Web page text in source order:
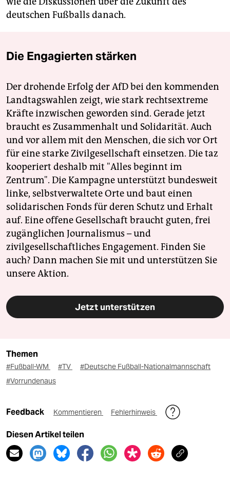
deutschen Fußballs danach.
Die Engagierten stärken
Der drohende Erfolg der AfD bei den kommenden
Landtagswahlen zeigt, wie stark rechtsextreme
Kräfte inzwischen geworden sind. Gerade jetzt
braucht es Zusammenhalt und Solidarität. Auch
und vor allem mit den Menschen, die sich vor Ort
für eine starke Zivilgesellschaft einsetzen. Die taz
kooperiert deshalb mit "Alles beginnt im
Zentrum". Die Kampagne unterstützt bundesweit
linke, selbstverwaltete Orte und baut einen
solidarischen Fonds für deren Schutz und Erhalt
auf. Eine offene Gesellschaft braucht guten, frei
zugänglichen Journalismus – und
zivilgesellschaftliches Engagement. Finden Sie
auch? Dann machen Sie mit und unterstützen Sie
unsere Aktion.
Jetzt unterstützen
Themen
#Fußball-WM #TV
#Deutsche Fußball-Nationalmannschaft
#Vorrundenaus
Feedback Kommentieren Fehlerhinweis
Diesen Artikel teilen